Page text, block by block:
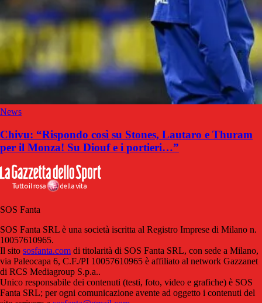
News
Chivu: “Rispondo così su Stones, Lautaro e Thuram
per il Monza! Su Diouf e i portieri…”
SOS Fanta
SOS Fanta SRL è una società iscritta al Registro Imprese di Milano n.
10057610965.
Il sito sosfanta.com di titolarità di SOS Fanta SRL, con sede a Milano,
via Paleocapa 6, C.F./PI 10057610965 è affiliato al network Gazzanet
di RCS Mediagroup S.p.a..
Unico responsabile dei contenuti (testi, foto, video e grafiche) è SOS
Fanta SRL; per ogni comunicazione avente ad oggetto i contenuti del